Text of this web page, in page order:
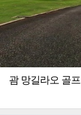
괌 망길라오 골